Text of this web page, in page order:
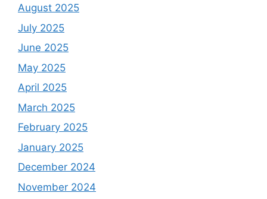
August 2025
July 2025
June 2025
May 2025
April 2025
March 2025
February 2025
January 2025
December 2024
November 2024